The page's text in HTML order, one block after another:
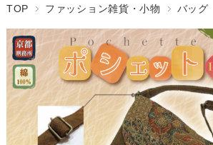
TOP ファッション雑貨・小物 バッグ